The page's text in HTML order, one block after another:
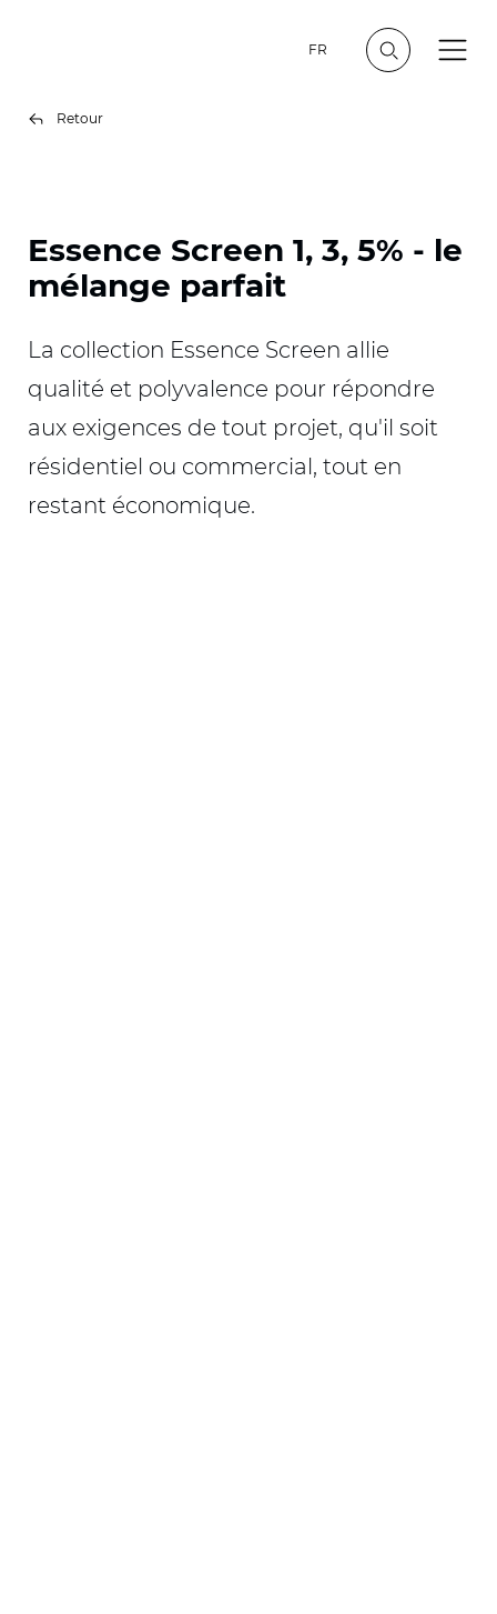
FR
Retour
Essence Screen 1, 3, 5% - le
mélange parfait
La collection Essence Screen allie
qualité et polyvalence pour répondre
aux exigences de tout projet, qu'il soit
résidentiel ou commercial, tout en
restant économique.